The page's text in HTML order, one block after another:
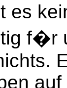
es
f�r